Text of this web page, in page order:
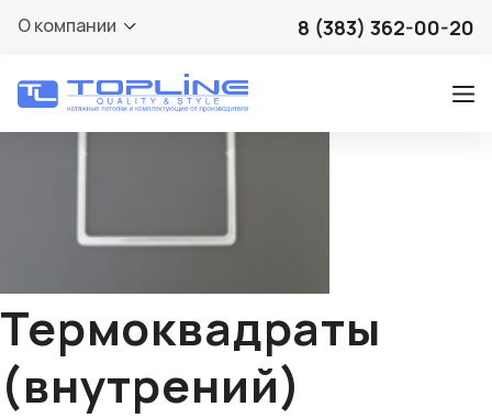
О компании 8 (383) 362-00-20
Термоквадраты
(внутрений)